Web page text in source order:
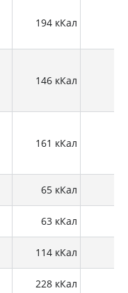
194 кКал
146 кКал
161 кКал
65 кКал
63 кКал
114 кКал
228 кКал